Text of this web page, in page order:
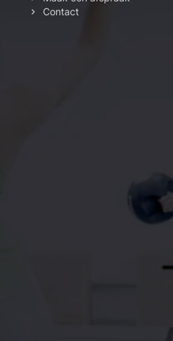
Contact